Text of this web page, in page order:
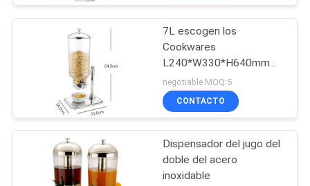
Comercial
refrigerador
congelador
7L escogen los
Cookwares
L240*W330*H640mm
del acero inoxidable del
dispensador del cereal
negotiable MOQ:5
CONTACTO
Dispensador del jugo del
doble del acero
inoxidable